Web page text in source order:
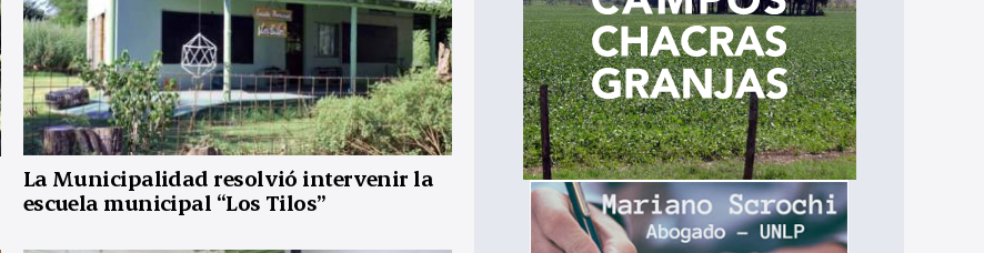
La Municipalidad resolvió intervenir la
escuela municipal “Los Tilos”